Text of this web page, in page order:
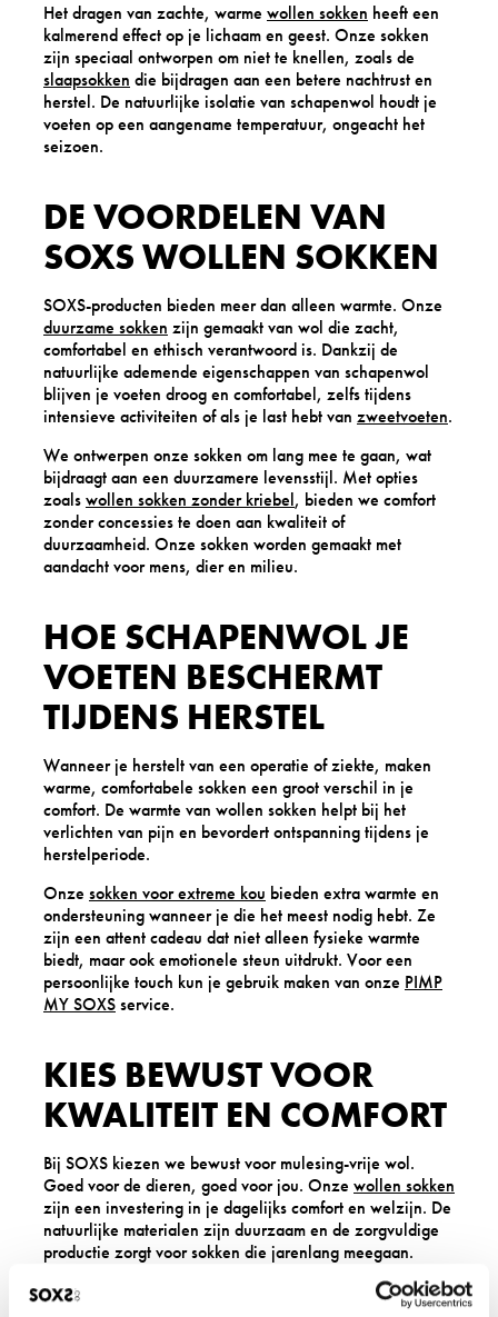
Het dragen van zachte, warme wollen sokken heeft een
kalmerend effect op je lichaam en geest. Onze sokken
zijn speciaal ontworpen om niet te knellen, zoals de
slaapsokken die bijdragen aan een betere nachtrust en
herstel. De natuurlijke isolatie van schapenwol houdt je
voeten op een aangename temperatuur, ongeacht het
seizoen.
DE VOORDELEN VAN
SOXS WOLLEN SOKKEN
SOXS-producten bieden meer dan alleen warmte. Onze
duurzame sokken zijn gemaakt van wol die zacht,
comfortabel en ethisch verantwoord is. Dankzij de
natuurlijke ademende eigenschappen van schapenwol
blijven je voeten droog en comfortabel, zelfs tijdens
intensieve activiteiten of als je last hebt van zweetvoeten.
We ontwerpen onze sokken om lang mee te gaan, wat
bijdraagt aan een duurzamere levensstijl. Met opties
zoalswollen sokken zonder kriebel, bieden we comfort
zonder concessies te doen aan kwaliteit of
duurzaamheid. Onze sokken worden gemaakt met
aandacht voor mens, dier en milieu.
HOE SCHAPENWOL JE
VOETEN BESCHERMT
TIJDENS HERSTEL
Wanneer je herstelt van een operatie of ziekte, maken
warme, comfortabele sokken een groot verschil in je
comfort. De warmte van wollen sokken helpt bij het
verlichten van pijn en bevordert ontspanning tijdens je
herstelperiode.
Onze sokken voor extreme kou bieden extra warmte en
ondersteuning wanneer je die het meest nodig hebt. Ze
zijn een attent cadeau dat niet alleen fysieke warmte
biedt, maar ook emotionele steun uitdrukt. Voor een
persoonlijke touch kun je gebruik maken van onze PIMP
MY SOXSservice.
KIES BEWUST VOOR
KWALITEIT EN COMFORT
Bij SOXS kiezen we bewust voor mulesing-vrije wol.
Goed voor de dieren, goed voor jou. Onze wollen sokken
zijn een investering in je dagelijks comfort en welzijn. De
natuurlijke materialen zijn duurzaam en de zorgvuldige
productie zorgt voor sokken die jarenlang meegaan.
Welke SOXS passen het beste bij jouw dagelijkse